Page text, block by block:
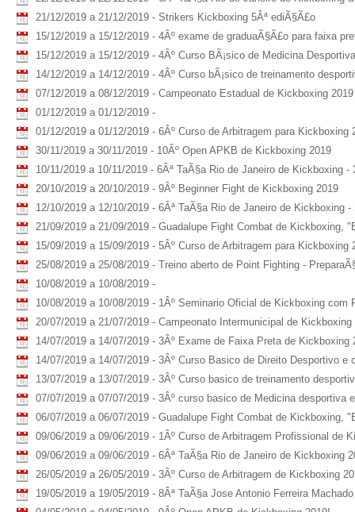
21/12/2019 a 21/12/2019 - Strikers Kickboxing 5Âª ediÃ§Ã£o
15/12/2019 a 15/12/2019 - 4Âº exame de graduaÃ§Ã£o para faixa
15/12/2019 a 15/12/2019 - 4Âº Curso BÃ¡sico de Medicina
14/12/2019 a 14/12/2019 - 4Âº Curso bÃ¡sico de treinamento
07/12/2019 a 08/12/2019 - Campeonato Estadual de Kickboxing 2019
01/12/2019 a 01/12/2019 -
01/12/2019 a 01/12/2019 - 6Âº Curso de Arbitragem para Kickboxing
30/11/2019 a 30/11/2019 - 10Âº Open APKB de Kickboxing 2019
10/11/2019 a 10/11/2019 - 6Âª TaÃ§a Rio de Janeiro de Kickboxing -
20/10/2019 a 20/10/2019 - 9Âº Beginner Fight de Kickboxing 2019
12/10/2019 a 12/10/2019 - 6Âª TaÃ§a Rio de Janeiro de Kickboxing -
21/09/2019 a 21/09/2019 - Guadalupe Fight Combat de Kickboxing,
15/09/2019 a 15/09/2019 - 5Âº Curso de Arbitragem para Kickboxing
25/08/2019 a 25/08/2019 - Treino aberto de Point Fighting -
10/08/2019 a 10/08/2019 -
10/08/2019 a 10/08/2019 - 1Âº Seminario Oficial de Kickboxing com
20/07/2019 a 21/07/2019 - Campeonato Intermunicipal de
14/07/2019 a 14/07/2019 - 3Âº Exame de Faixa Preta de Kickboxing
14/07/2019 a 14/07/2019 - 3Âº Curso Basico de Direito Desportivo
13/07/2019 a 13/07/2019 - 3Âº Curso basico de treinamento
07/07/2019 a 07/07/2019 - 3Âº curso basico de Medicina desportiva
06/07/2019 a 06/07/2019 - Guadalupe Fight Combat de Kickboxing,
09/06/2019 a 09/06/2019 - 1Âº Curso de Arbitragem Profissional de
09/06/2019 a 09/06/2019 - 6Âª TaÃ§a Rio de Janeiro de Kickboxing
26/05/2019 a 26/05/2019 - 3Âº Curso de Arbitragem de Kickboxing
19/05/2019 a 19/05/2019 - 8Âª TaÃ§a Jose Antonio Ferreira